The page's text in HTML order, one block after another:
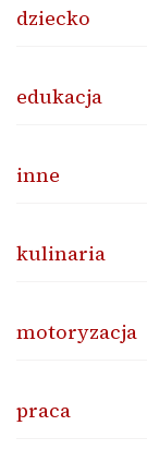
dziecko
edukacja
inne
kulinaria
motoryzacja
praca